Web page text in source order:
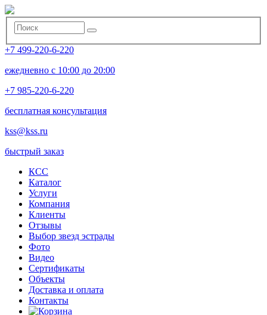
+7 499-220-6-220
ежедневно с 10:00 до 20:00
+7 985-220-6-220
бесплатная консультация
kss@kss.ru
быстрый заказ
КСС
Каталог
Услуги
Компания
Клиенты
Oтзывы
Выбор звезд эстрады
Фото
Видео
Сертификаты
Объекты
Доставка и оплата
Контакты